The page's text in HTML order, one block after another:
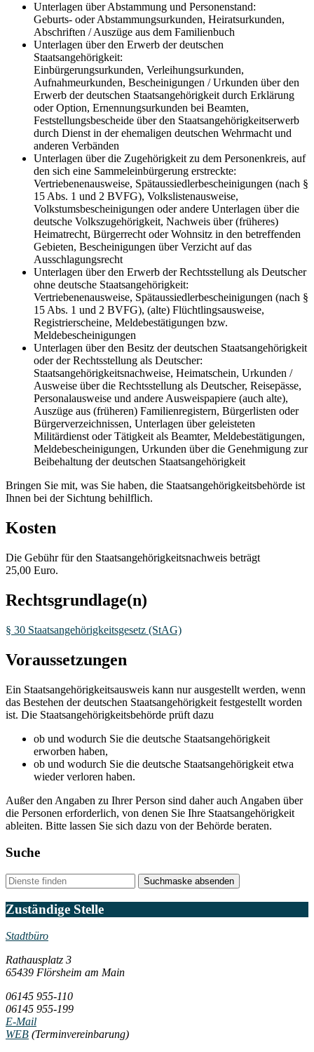
Unterlagen über Abstammung und Personenstand:
Geburts- oder Abstammungsurkunden, Heiratsurkunden,
Abschriften / Auszüge aus dem Familienbuch
Unterlagen über den Erwerb der deutschen
Staatsangehörigkeit:
Einbürgerungsurkunden, Verleihungsurkunden,
Aufnahmeurkunden, Bescheinigungen / Urkunden über den
Erwerb der deutschen Staatsangehörigkeit durch Erklärung
oder Option, Ernennungsurkunden bei Beamten,
Feststellungsbescheide über den Staatsangehörigkeitserwerb
durch Dienst in der ehemaligen deutschen Wehrmacht und
anderen Verbänden
Unterlagen über die Zugehörigkeit zu dem Personenkreis, auf
den sich eine Sammeleinbürgerung erstreckte:
Vertriebenenausweise, Spätaussiedlerbescheinigungen (nach §
15 Abs. 1 und 2 BVFG), Volkslistenausweise,
Volkstumsbescheinigungen oder andere Unterlagen über die
deutsche Volkszugehörigkeit, Nachweis über (früheres)
Heimatrecht, Bürgerrecht oder Wohnsitz in den betreffenden
Gebieten, Bescheinigungen über Verzicht auf das
Ausschlagungsrecht
Unterlagen über den Erwerb der Rechtsstellung als Deutscher
ohne deutsche Staatsangehörigkeit:
Vertriebenenausweise, Spätaussiedlerbescheinigungen (nach §
15 Abs. 1 und 2 BVFG), (alte) Flüchtlingsausweise,
Registrierscheine, Meldebestätigungen bzw.
Meldebescheinigungen
Unterlagen über den Besitz der deutschen Staatsangehörigkeit
oder der Rechtsstellung als Deutscher:
Staatsangehörigkeitsnachweise, Heimatschein, Urkunden /
Ausweise über die Rechtsstellung als Deutscher, Reisepässe,
Personalausweise und andere Ausweispapiere (auch alte),
Auszüge aus (früheren) Familienregistern, Bürgerlisten oder
Bürgerverzeichnissen, Unterlagen über geleisteten
Militärdienst oder Tätigkeit als Beamter, Meldebestätigungen,
Meldebescheinigungen, Urkunden über die Genehmigung zur
Beibehaltung der deutschen Staatsangehörigkeit
Bringen Sie mit, was Sie haben, die Staatsangehörigkeitsbehörde ist
Ihnen bei der Sichtung behilflich.
Kosten
Die Gebühr für den Staatsangehörigkeitsnachweis beträgt
25,00 Euro.
Rechtsgrundlage(n)
§ 30 Staatsangehörigkeitsgesetz (StAG)
Voraussetzungen
Ein Staatsangehörigkeitsausweis kann nur ausgestellt werden, wenn
das Bestehen der deutschen Staatsangehörigkeit festgestellt worden
ist. Die Staatsangehörigkeitsbehörde prüft dazu
ob und wodurch Sie die deutsche Staatsangehörigkeit
erworben haben,
ob und wodurch Sie die deutsche Staatsangehörigkeit etwa
wieder verloren haben.
Außer den Angaben zu Ihrer Person sind daher auch Angaben über
die Personen erforderlich, von denen Sie Ihre Staatsangehörigkeit
ableiten. Bitte lassen Sie sich dazu von der Behörde beraten.
Suche
Suchmaske absenden
Zuständige Stelle
Stadtbüro
Rathausplatz 3
65439 Flörsheim am Main
06145 955-110
06145 955-199
E-Mail
WEB (Terminvereinbarung)